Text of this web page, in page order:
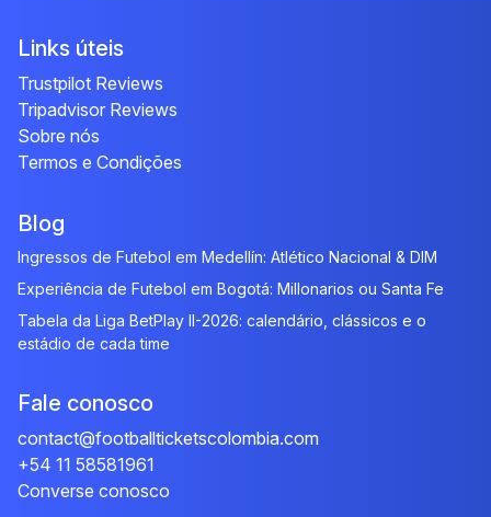
Links úteis
Trustpilot Reviews
Tripadvisor Reviews
Sobre nós
Termos e Condições
Blog
Ingressos de Futebol em Medellín: Atlético Nacional & DIM
Experiência de Futebol em Bogotá: Millonarios ou Santa Fe
Tabela da Liga BetPlay II-2026: calendário, clássicos e o
estádio de cada time
Fale conosco
contact@footballticketscolombia.com
+54 11 58581961
Converse conosco